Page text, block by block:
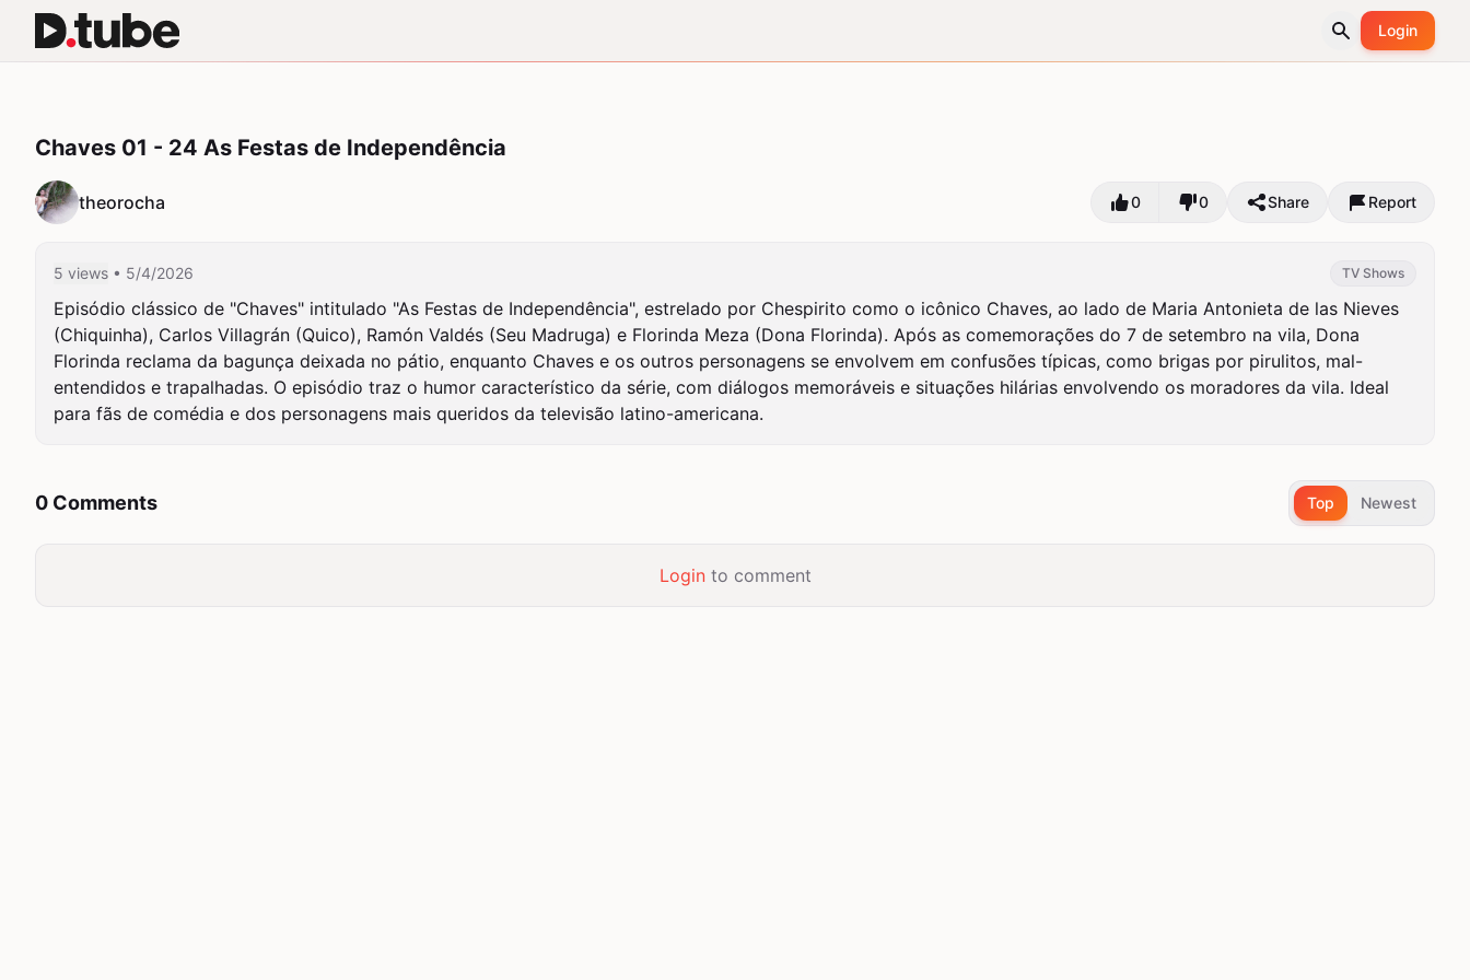
Login
Chaves 01 - 24 As Festas de Independência
theorocha 0 0 Share Report
5 views • 5/4/2026 TV Shows
Episódio clássico de "Chaves" intitulado "As Festas de Independência", estrelado por Chespirito como o icônico Chaves, ao lado de Maria Antonieta de las Nieves
(Chiquinha), Carlos Villagrán (Quico), Ramón Valdés (Seu Madruga) e Florinda Meza (Dona Florinda). Após as comemorações do 7 de setembro na vila, Dona
Florinda reclama da bagunça deixada no pátio, enquanto Chaves e os outros personagens se envolvem em confusões típicas, como brigas por pirulitos, mal-
entendidos e trapalhadas. O episódio traz o humor característico da série, com diálogos memoráveis e situações hilárias envolvendo os moradores da vila. Ideal
para fãs de comédia e dos personagens mais queridos da televisão latino-americana.
0 Comments Top Newest
Loginto comment